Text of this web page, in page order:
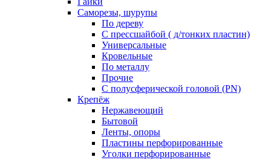
Саморезы, шурупы
По дереву
С прессшайбой ( д/тонких пластин)
Универсальные
Кровельные
По металлу
Прочие
С полусферической головой (PN)
Крепёж
Нержавеющий
Бытовой
Ленты, опоры
Пластины перфорированные
Уголки перфорированные